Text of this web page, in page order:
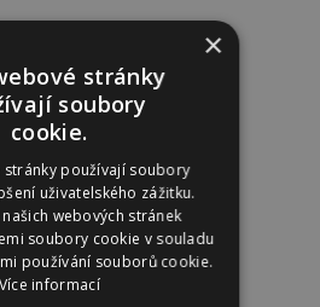
×
stránky
soubory
cookie.
stránky používají soubory
uživatelského zážitku.
webových stránek
soubory cookie v souladu
používání souborů cookie.
Více informací